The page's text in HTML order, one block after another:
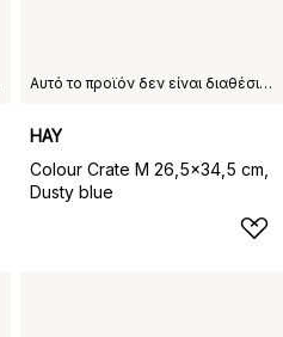
Αυτό το προϊόν δεν είναι διαθέσιμο στη χώρα παράδοσης που έχετε επιλέξει.
HAY
Colour Crate M 26,5x34,5 cm,
Dusty blue